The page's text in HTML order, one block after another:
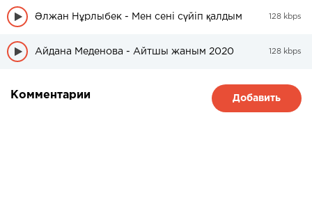
Әлжан Нұрлыбек - Мен сені сүйіп қалдым 128 kbps
Айдана Меденова - Айтшы жаным 2020 128 kbps
Комментарии Добавить